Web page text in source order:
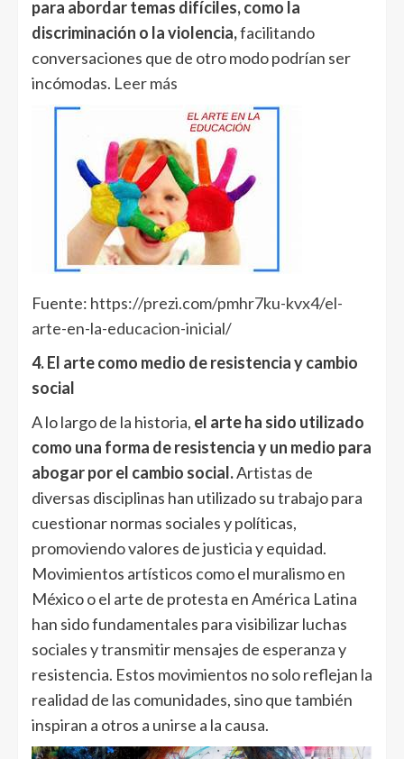
para abordar temas difíciles, como la
discriminación o la violencia,facilitando
conversaciones que de otro modo podrían ser
incómodas. Leer más
Fuente: https://prezi.com/pmhr7ku-kvx4/el-
arte-en-la-educacion-inicial/
4. El arte como medio de resistencia y cambio
social
A lo largo de la historia, el arte ha sido utilizado
como una forma de resistencia y un medio para
abogar por el cambio social.Artistas de
diversas disciplinas han utilizado su trabajo para
cuestionar normas sociales y políticas,
promoviendo valores de justicia y equidad.
Movimientos artísticos como el muralismo en
México o el arte de protesta en América Latina
han sido fundamentales para visibilizar luchas
sociales y transmitir mensajes de esperanza y
resistencia. Estos movimientos no solo reflejan la
realidad de las comunidades, sino que también
inspiran a otros a unirse a la causa.